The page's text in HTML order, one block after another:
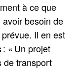
à ce que
avoir besoin de
Il en est
« Un projet
de transport